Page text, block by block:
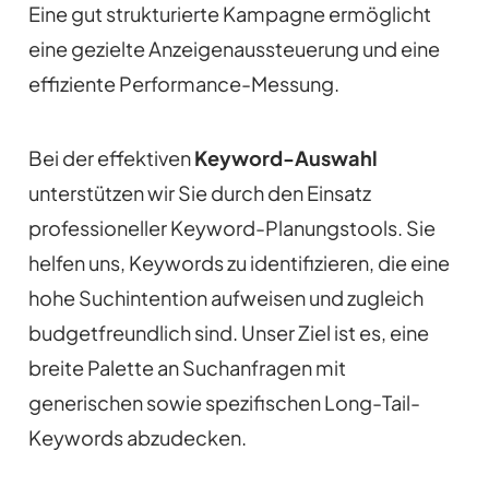
Eine gut strukturierte Kampagne ermöglicht
eine gezielte Anzeigenaussteuerung und eine
effiziente Performance-Messung.
Bei der effektivenKeyword-Auswahl
unterstützen wir Sie durch den Einsatz
professioneller Keyword-Planungstools. Sie
helfen uns, Keywords zu identifizieren, die eine
hohe Suchintention aufweisen und zugleich
budgetfreundlich sind. Unser Ziel ist es, eine
breite Palette an Suchanfragen mit
generischen sowie spezifischen Long-Tail-
Keywords abzudecken.